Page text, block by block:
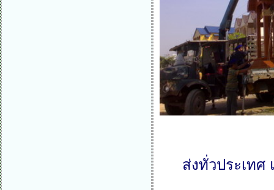
ส่งทั่วประเทศ